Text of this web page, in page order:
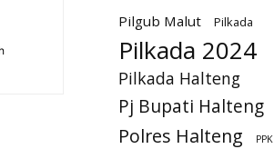
Pilgub Malut Pilkada
Pilkada 2024
Pilkada Halteng
Pj Bupati Halteng
Polres Halteng PPK